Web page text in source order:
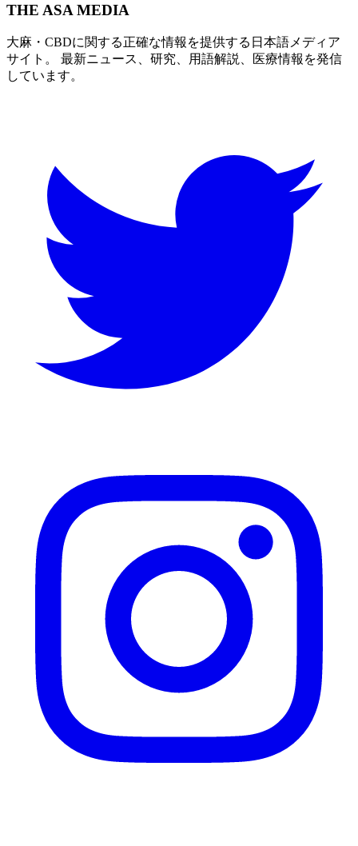
THE ASA MEDIA
大麻・CBDに関する正確な情報を提供する日本語メディア
サイト。 最新ニュース、研究、用語解説、医療情報を発信
しています。